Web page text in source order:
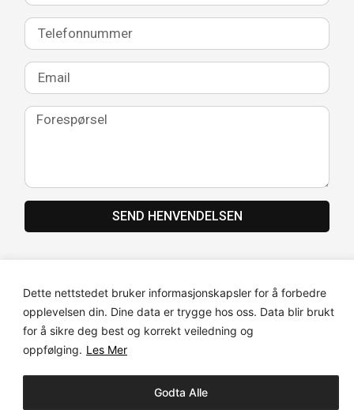
Dette nettstedet bruker informasjonskapsler for å forbedre
opplevelsen din. Dine data er trygge hos oss. Data blir brukt
for å sikre deg best og korrekt veiledning og
oppfølging. Les Mer
Godta Alle
SEND HENVENDELSEN